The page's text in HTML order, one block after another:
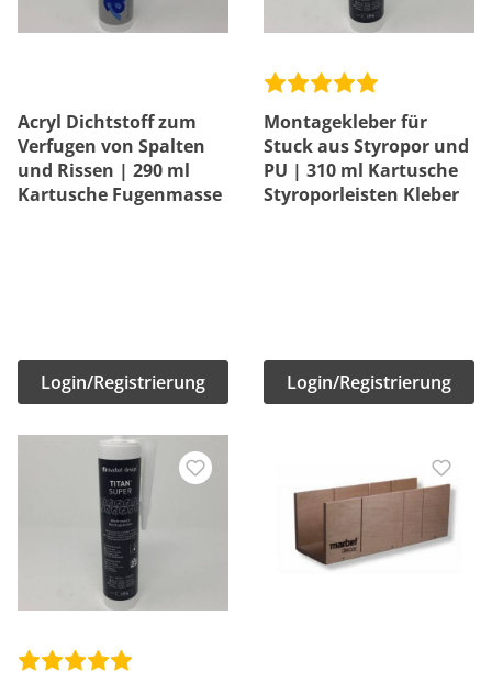
Acryl Dichtstoff zum
Verfugen von Spalten
und Rissen | 290 ml
Kartusche Fugenmasse
Login/Registrierung
Montagekleber für
Stuck aus Styropor und
PU | 310 ml Kartusche
Styroporleisten Kleber
Login/Registrierung